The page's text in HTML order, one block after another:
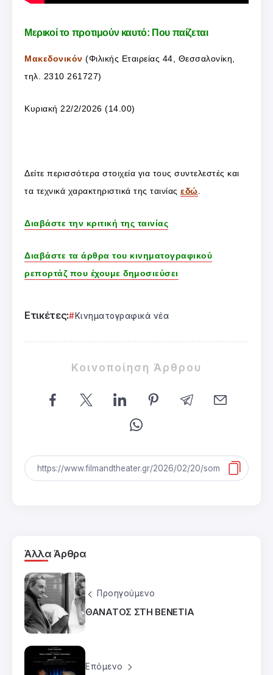
Μερικοί το προτιμούν καυτό: Που παίζεται
Μακεδονικόν (Φιλικής Εταιρείας 44, Θεσσαλονίκη,
τηλ. 2310 261727)
Κυριακή 22/2/2026 (14.00)
Δείτε περισσότερα στοιχεία για τους συντελεστές και
τα τεχνικά χαρακτηριστικά της ταινίας εδώ
Διαβάστε την κριτική της ταινίας
Διαβάστε τα άρθρα του κινηματογραφικού
ρεπορτάζ που έχουμε δημοσιεύσει
Ετικέτες: Κινηματογραφικά νέα
Κοινοποίηση Άρθρου
Άλλα Άρθρα
Προηγούμενο
ΘΑΝΑΤΟΣ ΣΤΗ ΒΕΝΕΤΙΑ
Επόμενο